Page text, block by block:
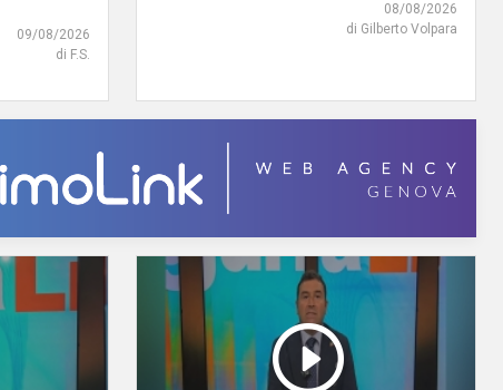
09/08/2026
di F.S.
08/08/2026
di Gilberto Volpara